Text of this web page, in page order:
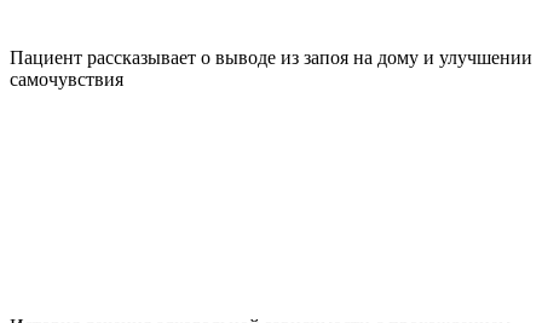
Пациент рассказывает о выводе из запоя на дому и улучшении
самочувствия